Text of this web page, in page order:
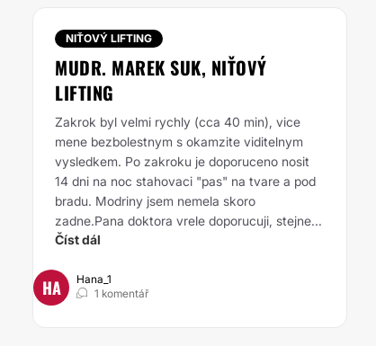
NIŤOVÝ LIFTING
MUDR. MAREK SUK, NIŤOVÝ
LIFTING
Zakrok byl velmi rychly (cca 40 min), vice
mene bezbolestnym s okamzite viditelnym
vysledkem. Po zakroku je doporuceno nosit
14 dni na noc stahovaci "pas" na tvare a pod
bradu. Modriny jsem nemela skoro
zadne.Pana doktora vrele doporucuji, stejne...
Číst dál
HA
Hana_1
1 komentář